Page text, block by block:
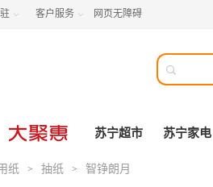
 客户服务  网页无障碍

苏宁超市 苏宁家电
纸 > 抽纸 > 智铮朗月